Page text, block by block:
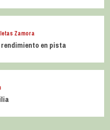
Zamora
en pista